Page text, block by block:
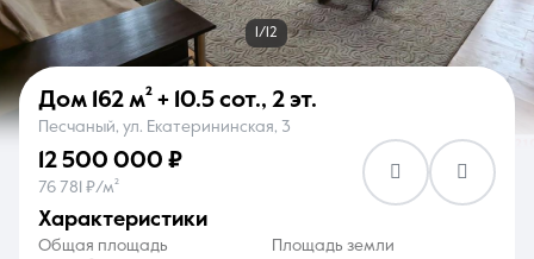
О компании
1/12
Дом 162 м² + 10.5 сот., 2 эт.
Песчаный, ул. Екатерининская, 3
12 500 000 ₽
76 781 ₽/м²
характеристики
Общая площадь
Площадь земли